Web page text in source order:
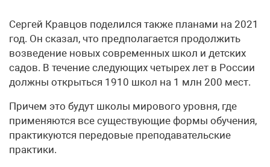
Сергей Кравцов поделился также планами на 2021
год. Он сказал, что предполагается продолжить
возведение новых современных школ и детских
садов. В течение следующих четырех лет в России
должны открыться 1910 школ на 1 млн 200 мест.
Причем это будут школы мирового уровня, где
применяются все существующие формы обучения,
практикуются передовые преподавательские
практики.